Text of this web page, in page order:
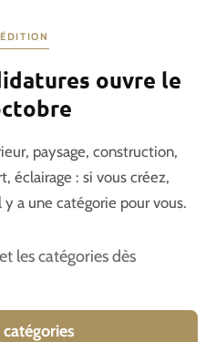
ÉDITION
ouvre le
paysage, construction,
éclairage : si vous créez,
a une catégorie pour vous.
les catégories dès